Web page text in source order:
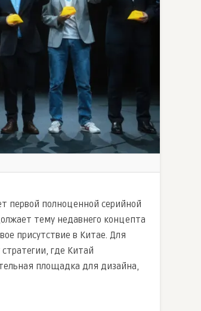
первой полноценной серийной
тему недавнего концепта
присутствие в Китае. Для
где Китай
площадка для дизайна,